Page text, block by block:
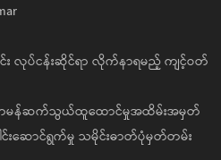
း လုပ်ငန်းဆိုင်ရာ လိုက်နာရမည့် ကျင့်ဝတ်
သံတမန်ဆက်သွယ်ထူထောင်မှုအထိမ်းအမှတ်
ေါင်းဆောင်ရွက်မှု သမိုင်းဓာတ်ပုံမှတ်တမ်း